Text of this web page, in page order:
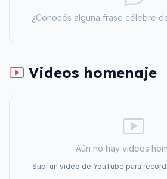
¿Conocés alguna frase célebre
Videos homenaje
Aún no hay videos
Subí un video de YouTube para